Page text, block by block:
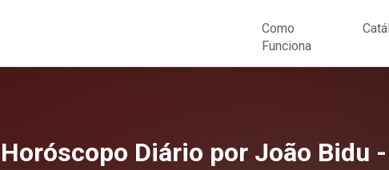
Como
Funciona
Horóscopo Diário por João Bidu